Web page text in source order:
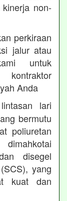
non-
perkiraan
jalur atau
untuk
Anda
lari
bermutu
poliuretan
disegel
yang
kuat dan